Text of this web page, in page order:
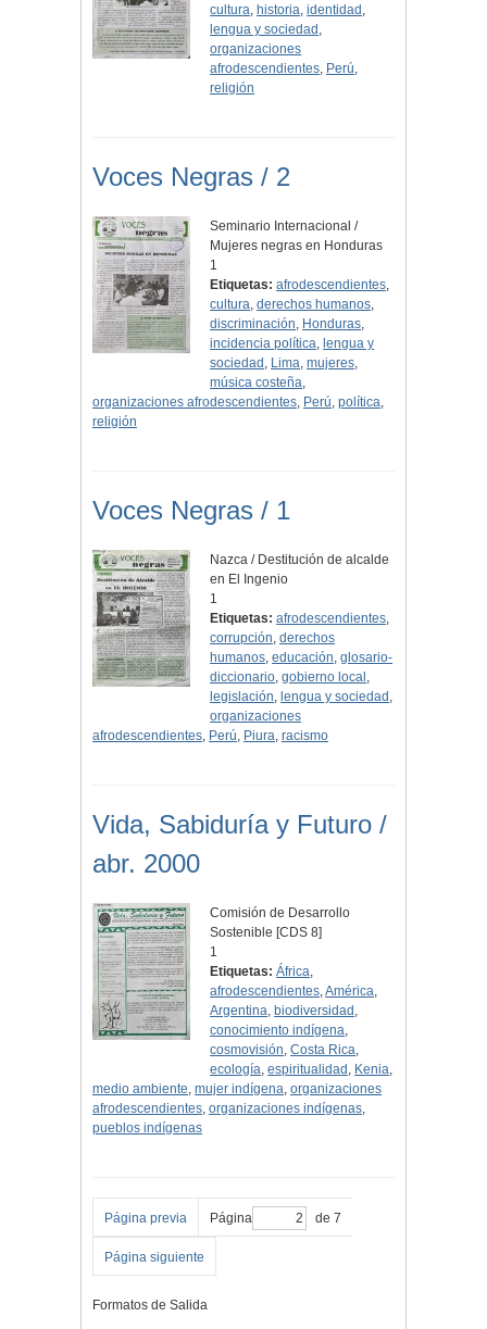
cultura, historia,identidad ,
lengua y sociedad ,
organizaciones
afrodescendientes, Perú,
religión
Voces Negras / 2
Seminario Internacional /
Mujeres negras en Honduras
1
Etiquetas: afrodescendientes,
cultura,derechos humanos,
discriminación, Honduras,
incidencia política, lengua y
sociedad , Lima,mujeres,
música costeña,
organizaciones afrodescendientes, Perú, política,
religión
Voces Negras / 1
Nazca / Destitución de alcalde
en El Ingenio
1
Etiquetas: afrodescendientes,
corrupción,derechos
humanos,educación,glosario-
diccionario,gobierno local ,
legislación, lengua y sociedad ,
organizaciones
afrodescendientes, Perú, Piura, racismo
Vida, Sabiduría y Futuro /
abr. 2000
Comisión de Desarrollo
Sostenible [CDS 8]
1
Etiquetas: África,
afrodescendientes,América,
Argentina, biodiversidad ,
conocimiento indígena,
cosmovisión,Costa Rica,
ecología,espiritualidad , Kenia,
medio ambiente, mujer indígena, organizaciones
afrodescendientes, organizaciones indígenas,
pueblos indígenas
Página previa Página de 7
Página siguiente
Formatos de Salida